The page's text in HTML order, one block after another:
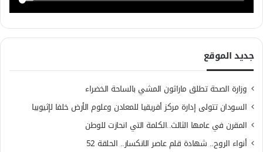
جديد الموقع
وزارة الصحة تطلق ماراثون المشي بالساحة الخضراء
السودان تتولى إدارة مركز أفريقيا للمعادن وعلوم الأرض خلفا لإثيوبيا
المقرن في عامها الثالث..الكلمة التي انحازت للوطن
أنواء الروح.. شهادة قلم عاصر الانكسار.. الحلقة 52